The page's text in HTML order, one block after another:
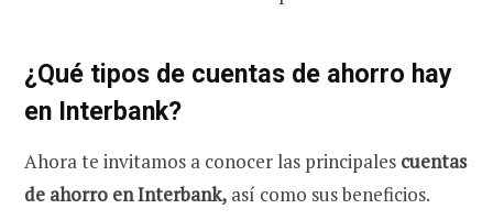
¿Qué tipos de cuentas de ahorro hay
en Interbank?
Ahora te invitamos a conocer las principales cuentas
de ahorro en Interbank, así como sus beneficios.